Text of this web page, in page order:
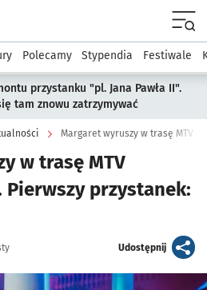
podserwis: Kultura
Polecamy Stypendia Festiwale
przystanku "pl. Jana Pawła II".
tam znowu zatrzymywać
Margaret wyruszy w trasę MTV
w trasę MTV
Pierwszy przystanek:
Udostępnijartykuł